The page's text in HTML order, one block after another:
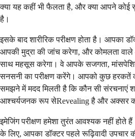
क्या यह कहीं भी फैलता है, और क्या आपने कोई
है।
इसके बाद शारीरिक परीक्षण होता है। आपका
आपकी मुद्रा की जांच करेगा, और कोमलता वाले
साथ महसूस करेगा। वे आपके सजगता,
सनसनी का परीक्षण करेंगे। आपको कुछ हरकतें
समझने में मदद मिलती है कि कौन सी संरचनाएं
आश्चर्यजनक रूप सेRevealing है और अक्सर
इमेजिंग परीक्षण हमेशा तुरंत आवश्यक नहीं होते
के लिए, आपका डॉक्टर पहले रूढ़िवादी उपचार